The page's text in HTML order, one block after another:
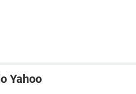
Yahoo